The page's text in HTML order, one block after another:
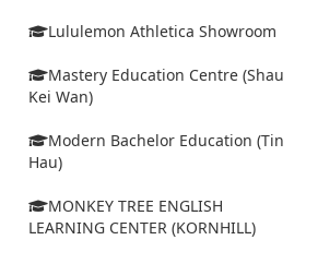
Lululemon Athletica Showroom
Mastery Education Centre (Shau
Kei Wan)
Modern Bachelor Education (Tin
Hau)
MONKEY TREE ENGLISH
LEARNING CENTER (KORNHILL)